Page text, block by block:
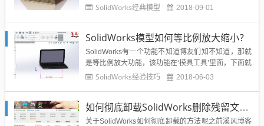
的建模步骤进行练习。SolidWorks随形阵列实例教程
绘。接着草绘正方形，竖直的15用标注...
SolidWorks经典模型 2018-09-01
SolidWorks模型如何等比例放大缩小？
SolidWorks有一个功能不知道博友们知不知道，那就
是等比例放大功能，该功能在‘模具工具’里面，下面就
介绍一下SolidWorks模型如何等比例的放大或者缩
击比例缩放，选中要缩放的特征，设置比例，然后
打...
SolidWorks经验技巧 2018-06-03
如何彻底卸载SolidWorks删除残留文件？
关于SolidWorks如何彻底卸载的方法呢之前溪风博客